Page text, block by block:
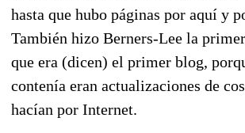
hasta que hubo páginas por aquí y
También hizo Berners-Lee la
que era (dicen) el primer blog,
contenía eran actualizaciones de
hacían por Internet.